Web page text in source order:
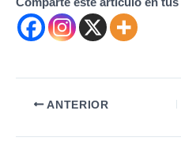
Comparte este artículo en
Navegación
entradas
ANTERIOR